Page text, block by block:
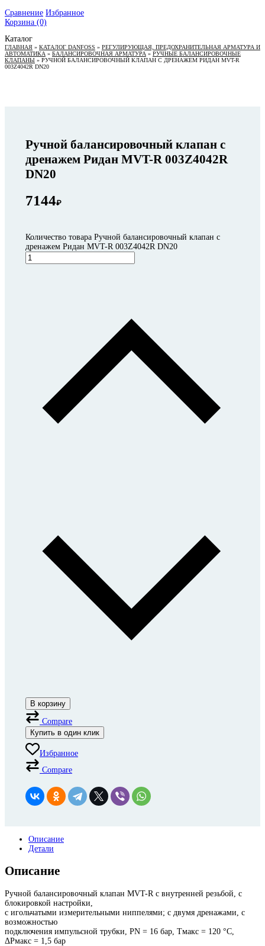
Сравнение Избранное
Корзина (0)
Каталог
ГЛАВНАЯ » КАТАЛОГ DANFOSS » РЕГУЛИРУЮЩАЯ, ПРЕДОХРАНИТЕЛЬНАЯ АРМАТУРА И
АВТОМАТИКА » БАЛАНСИРОВОЧНАЯ АРМАТУРА » РУЧНЫЕ БАЛАНСИРОВОЧНЫЕ
КЛАПАНЫ » РУЧНОЙ БАЛАНСИРОВОЧНЫЙ КЛАПАН С ДРЕНАЖЕМ РИДАН MVT-R
003Z4042R DN20
Ручной балансировочный клапан с
дренажем Ридан MVT-R 003Z4042R
DN20
7144₽
Количество товара Ручной балансировочный клапан с
дренажем Ридан MVT-R 003Z4042R DN20
В корзину
Compare
Купить в один клик
Избранное
Compare
Описание
Детали
Описание
Ручной балансировочный клапан MVT-R с внутренней резьбой, с
блокировкой настройки,
с игольчатыми измерительными ниппелями; с двумя дренажами, с
возможностью
подключения импульсной трубки, PN = 16 бар, Тмакс = 120 °С,
ΔРмакс = 1,5 бар